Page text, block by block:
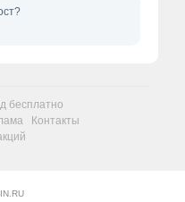
бесплатно
Контакты